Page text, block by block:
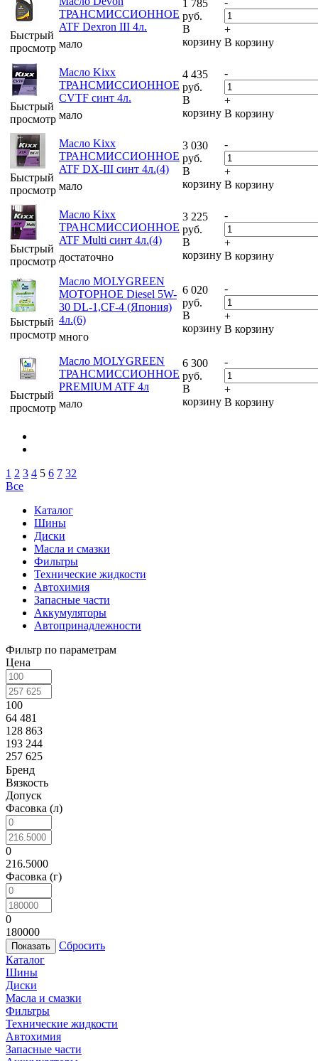
Быстрый
просмотр
ТРАНСМИССИОННОЕ
ATF Dexron III 4л.
мало
1 785
руб.
В
корзину
+
В корзину
Быстрый
просмотр
Масло Kixx
ТРАНСМИССИОННОЕ
CVTF синт 4л.
мало
4 435
руб.
В
корзину
-
+
В корзину
Быстрый
просмотр
Масло Kixx
ТРАНСМИССИОННОЕ
ATF DX-III синт 4л.(4)
мало
3 030
руб.
В
корзину
-
+
В корзину
Быстрый
просмотр
Масло Kixx
ТРАНСМИССИОННОЕ
ATF Multi синт 4л.(4)
достаточно
3 225
руб.
В
корзину
-
+
В корзину
Быстрый
просмотр
Масло MOLYGREEN
МОТОРНОЕ Diesel 5W-
30 DL-1,CF-4 (Япония)
4л.(6)
много
6 020
руб.
В
корзину
-
+
В корзину
Быстрый
просмотр
Масло MOLYGREEN
ТРАНСМИССИОННОЕ
PREMIUM ATF 4л
мало
6 300
руб.
В
корзину
-
+
В корзину
1 2 3 4 5 6 7 32
Все
Каталог
Шины
Диски
Масла и смазки
Фильтры
Технические жидкости
Автохимия
Запасные части
Аккумуляторы
Автопринадлежности
Фильтр по параметрам
Цена
100
64 481
128 863
193 244
257 625
Бренд
Вязкость
Допуск
Фасовка (л)
0
216.5000
Фасовка (г)
0
180000
Сбросить
Каталог
Шины
Диски
Масла и смазки
Фильтры
Технические жидкости
Автохимия
Запасные части